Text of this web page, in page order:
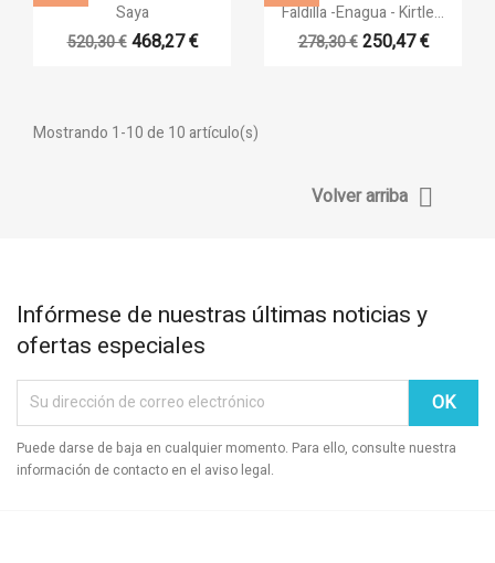
 Vista rápida
Saya
520,30 € 468,27 €
 Vista rápida
Faldilla -Enagua - Kirtle...
278,30 € 250,47 €
Mostrando 1-10 de 10 artículo(s)
Volver arriba 
Infórmese de nuestras últimas noticias y
ofertas especiales
Puede darse de baja en cualquier momento. Para ello, consulte nuestra
información de contacto en el aviso legal.